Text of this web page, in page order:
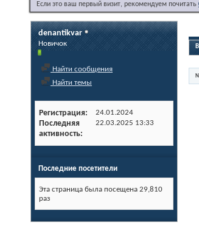
Если это ваш первый визит, рекомендуем почитать
denantikvar
Новичок
Найти сообщения
Найти темы
Регистрация 24.01.2024
Последняя
активность
22.03.2025 13:33
Последние посетители
Эта страница была посещена 29,810
раз